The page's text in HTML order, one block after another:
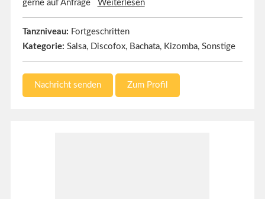
gerne auf Anfrage Weiterlesen
Tanzniveau: Fortgeschritten
Kategorie: Salsa, Discofox, Bachata, Kizomba, Sonstige
Nachricht senden Zum Profil